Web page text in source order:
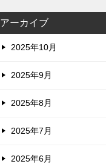
アーカイブ
2025年10月
2025年9月
2025年8月
2025年7月
2025年6月